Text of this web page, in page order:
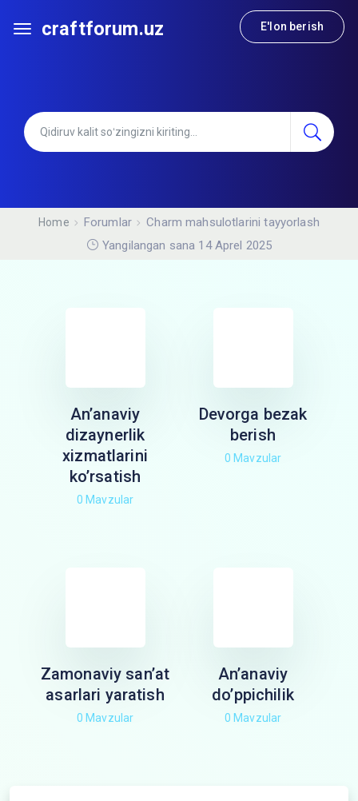
craftforum.uz E'lon berish
Home Forumlar
Charm mahsulotlarini tayyorlash
Yangilangan sana 14 Aprel 2025
An’anaviy
dizaynerlik
xizmatlarini
ko’rsatish
0 Mavzular
Devorga bezak
berish
0 Mavzular
Zamonaviy san’at
asarlari yaratish
0 Mavzular
An’anaviy
do’ppichilik
0 Mavzular